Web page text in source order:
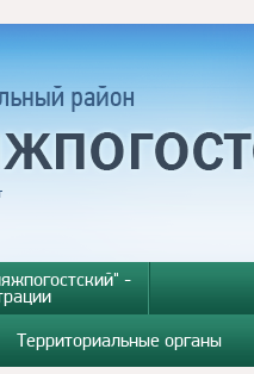
-
Территориальные органы